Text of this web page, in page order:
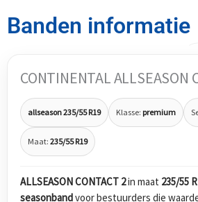
Banden informatie
CONTINENTAL ALLSEASON
allseason 235/55 R19 Klasse: premium
Maat: 235/55 R19
ALLSEASON CONTACT 2in maat 235/55
seasonbandvoor bestuurders die